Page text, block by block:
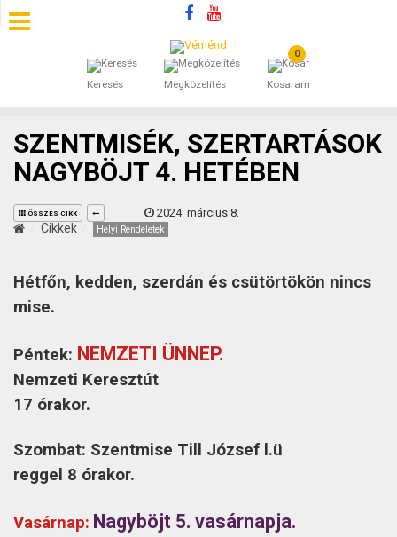
Keresés Megközelítés
0
Kosaram
SZÁLLÁSOK
ÁLTALÁNOS SZERZŐDÉSI FELTÉTELEK
KINCSES BARANYA VÉMÉND
SZENTMISÉK, SZERTARTÁSOK
NAGYBÖJT 4. HETÉBEN
ÖSSZES CIKK 2024. március 8.
Cikkek Helyi Rendeletek
Hétfőn, kedden, szerdán és csütörtökön nincs
mise.
Péntek: NEMZETI ÜNNEP.
Nemzeti Keresztút
17 órakor.
Szombat: Szentmise Till József l.ü
reggel 8 órakor.
Vasárnap: Nagyböjt 5. vasárnapja.